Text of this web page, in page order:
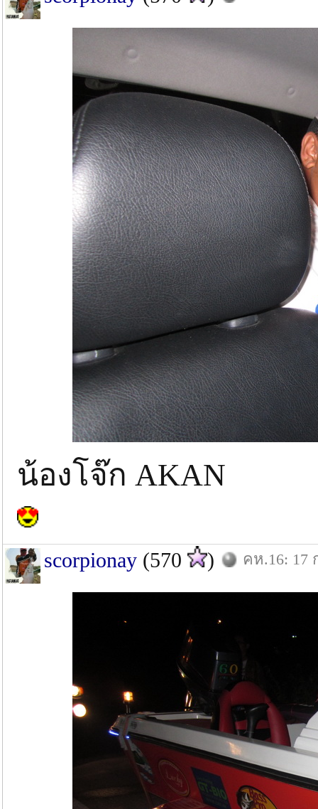
น้องโจ๊ก AKAN
scorpionay (570 ) คห.16: 17